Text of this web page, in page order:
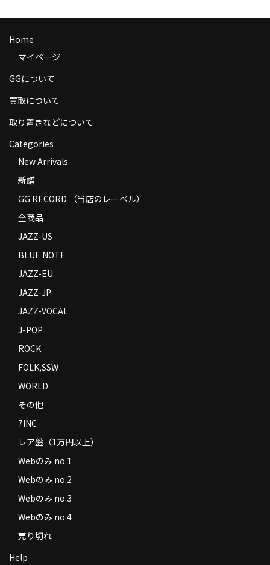
商品の発送
お支払い方法
返品
特定商取引法に基づく表示
Contact
Home
マイページ
GGについて
買取について
取り置きなどについて
Categories
New Arrivals
新譜
GG RECORD （当店のレーベル）
全商品
JAZZ-US
BLUE NOTE
JAZZ-EU
JAZZ-JP
JAZZ-VOCAL
J-POP
ROCK
FOLK,SSW
WORLD
その他
7INC
レア盤（1万円以上）
Webのみ no.1
Webのみ no.2
Webのみ no.3
Webのみ no.4
売り切れ
Help